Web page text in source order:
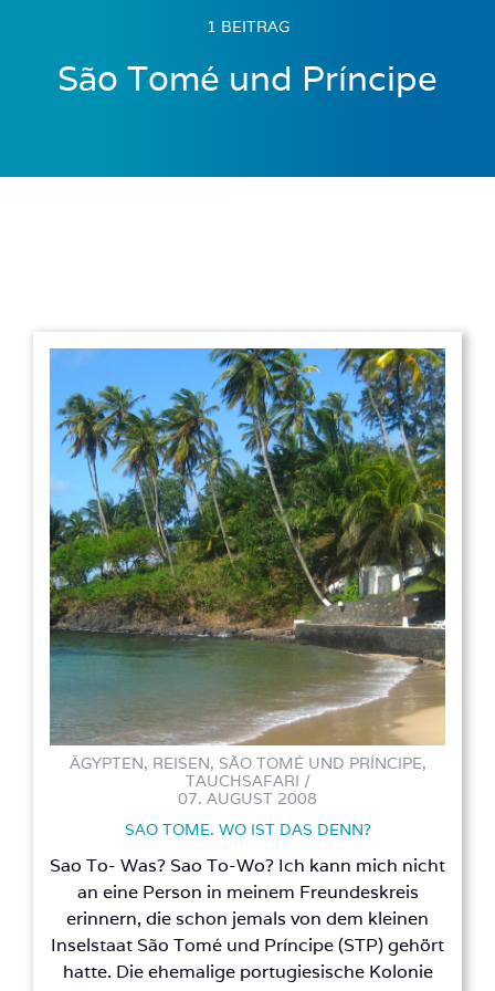
1 BEITRAG
São Tomé und Príncipe
ÄGYPTEN, REISEN, SÃO TOMÉ UND PRÍNCIPE,
TAUCHSAFARI /
07. AUGUST 2008
SAO TOME. WO IST DAS DENN?
Sao To- Was? Sao To-Wo? Ich kann mich nicht
an eine Person in meinem Freundeskreis
erinnern, die schon jemals von dem kleinen
Inselstaat São Tomé und Príncipe (STP) gehört
hatte. Die ehemalige portugiesische Kolonie